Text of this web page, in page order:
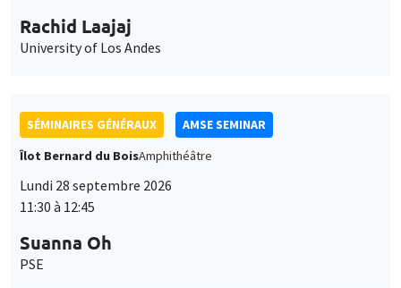
Rachid Laajaj
University of Los Andes
SÉMINAIRES GÉNÉRAUX
AMSE SEMINAR
Îlot Bernard du BoisAmphithéâtre
Lundi 28 septembre 2026
11:30 à 12:45
Suanna Oh
PSE